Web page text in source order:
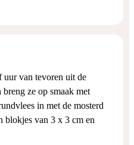
uur van tevoren uit de
ze op smaak met
in met de mosterd
blokjes van 3 x 3 cm en